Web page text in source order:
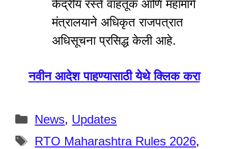
केंद्रीय रस्ते वाहतूक आणि महामार्ग
मंत्रालयाने अधिकृत राजपत्रात
अधिसूचना प्रसिद्ध केली आहे.
नवीन आदेश पाहण्यासाठी येथे क्लिक करा
Categories
News, Updates
Tags
RTO Maharashtra Rules 2026,